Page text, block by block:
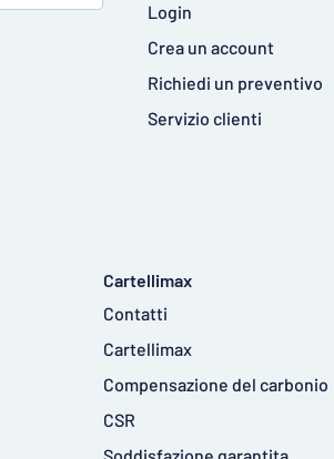
Login
Crea un account
Richiedi un preventivo
Servizio clienti
Cartellimax
Contatti
Cartellimax
Compensazione del carbonio
CSR